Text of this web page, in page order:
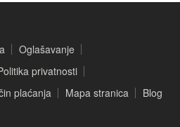
Oglašavanje
privatnosti
plaćanja Mapa stranica Blog